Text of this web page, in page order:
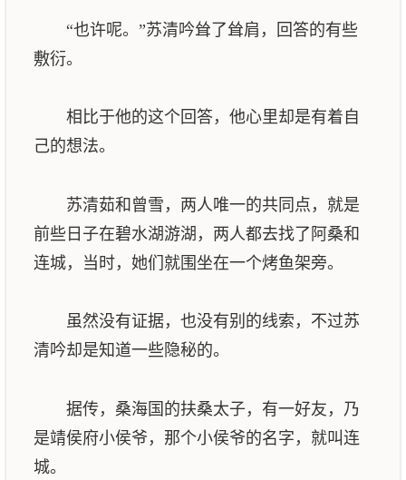
“也许呢。”苏清吟耸了耸肩，回答的有些
敷衍。
相比于他的这个回答，他心里却是有着自
己的想法。
苏清茹和曾雪，两人唯一的共同点，就是
前些日子在碧水湖游湖，两人都去找了阿桑和
连城，当时，她们就围坐在一个烤鱼架旁。
虽然没有证据，也没有别的线索，不过苏
清吟却是知道一些隐秘的。
据传，桑海国的扶桑太子，有一好友，乃
是靖侯府小侯爷，那个小侯爷的名字，就叫连
城。